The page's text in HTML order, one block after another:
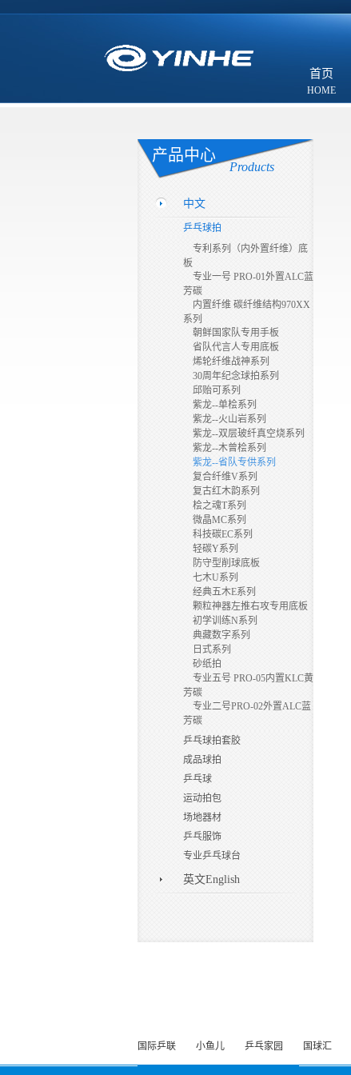
首页
产品中心
Products
中文
乒乓球拍
专利系列（内外置纤维）底
板
专业一号 PRO-01外置ALC蓝
芳碳
内置纤维 碳纤维结构970XX
系列
朝鲜国家队专用手板
省队代言人专用底板
烯轮纤维战神系列
30周年纪念球拍系列
邱贻可系列
紫龙--单桧系列
紫龙--火山岩系列
紫龙--双层玻纤真空烧系列
紫龙--木曾桧系列
紫龙--省队专供系列
复合纤维V系列
复古红木韵系列
桧之魂T系列
微晶MC系列
科技碳EC系列
轻碳Y系列
防守型削球底板
七木U系列
经典五木E系列
颗粒神器左推右攻专用底板
初学训练N系列
典藏数字系列
日式系列
砂纸拍
专业五号 PRO-05内置KLC黄
芳碳
专业二号PRO-02外置ALC蓝
芳碳
乒乓球拍套胶
成品球拍
乒乓球
运动拍包
场地器材
乒乓服饰
专业乒乓球台
英文English
国际乒联 小鱼儿 乒乓家园 国球汇